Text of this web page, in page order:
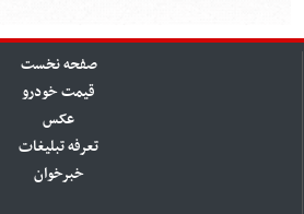
صفحه نخست
قیمت خودرو
عکس
تعرفه تبلیغات
خبرخوان